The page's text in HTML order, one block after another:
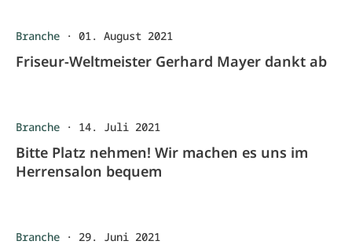
Branche · 01. August 2021
Friseur-Weltmeister Gerhard Mayer dankt ab
Branche · 14. Juli 2021
Bitte Platz nehmen! Wir machen es uns im
Herrensalon bequem
Branche · 29. Juni 2021